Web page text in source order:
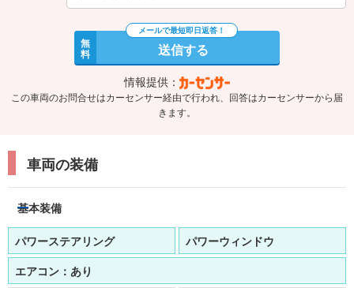
無
料 送信する
情報提供：
この車両のお問合せはカーセンサー経由で行われ、回答はカーセンサーから届
きます。
車両の装備
基本装備
パワーステアリング
パワーウィンドウ
エアコン： あり